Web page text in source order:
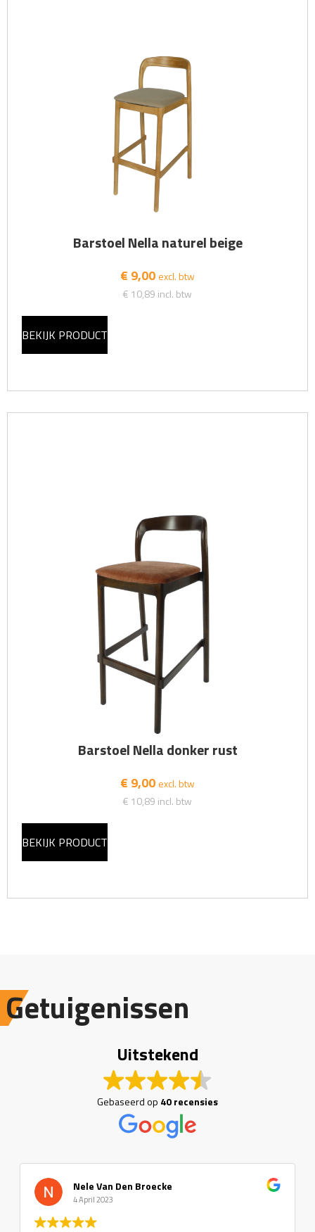
Barstoel Nella naturel beige
€ 9,00 excl. btw
€ 10,89 incl. btw
BEKIJK PRODUCT
Barstoel Nella donker rust
€ 9,00 excl. btw
€ 10,89 incl. btw
BEKIJK PRODUCT
Getuigenissen
Uitstekend
Gebaseerd op 40 recensies
Nele Van Den Broecke
4 April 2023